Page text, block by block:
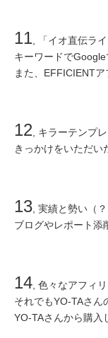
11 , 「イオ直伝
キーワードでGoogle
また、EFFICIENT
12, キラーテンプ
きっかけをいただい
13 , 実績と勢い（
ブログやレポート添
14 , 色々なアフィ
それでもYO-TAさん
YO-TAさんから購入